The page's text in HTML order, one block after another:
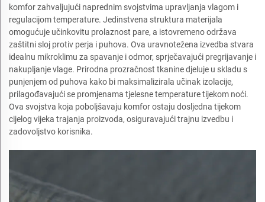
komfor zahvaljujući naprednim svojstvima upravljanja vlagom i
regulacijom temperature. Jedinstvena struktura materijala
omogućuje učinkovitu prolaznost pare, a istovremeno održava
zaštitni sloj protiv perja i puhova. Ova uravnotežena izvedba stvara
idealnu mikroklimu za spavanje i odmor, sprječavajući pregrijavanje i
nakupljanje vlage. Prirodna prozračnost tkanine djeluje u skladu s
punjenjem od puhova kako bi maksimalizirala učinak izolacije,
prilagođavajući se promjenama tjelesne temperature tijekom noći.
Ova svojstva koja poboljšavaju komfor ostaju dosljedna tijekom
cijelog vijeka trajanja proizvoda, osiguravajući trajnu izvedbu i
zadovoljstvo korisnika.